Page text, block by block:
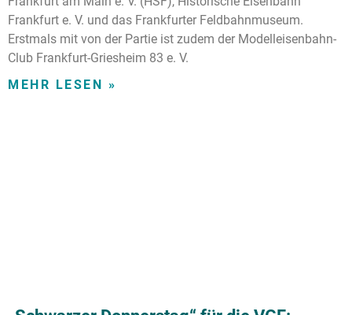
Frankfurt e. V. und das Frankfurter Feldbahnmuseum.
Erstmals mit von der Partie ist zudem der Modelleisenbahn-
Club Frankfurt-Griesheim 83 e. V.
MEHR LESEN »